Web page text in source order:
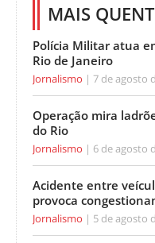
MAIS
Polícia Militar atua
Rio de Janeiro
Jornalismo 7 de agosto
Operação mira
do Rio
Jornalismo 6 de agosto
Acidente entre
provoca
Jornalismo 5 de agosto